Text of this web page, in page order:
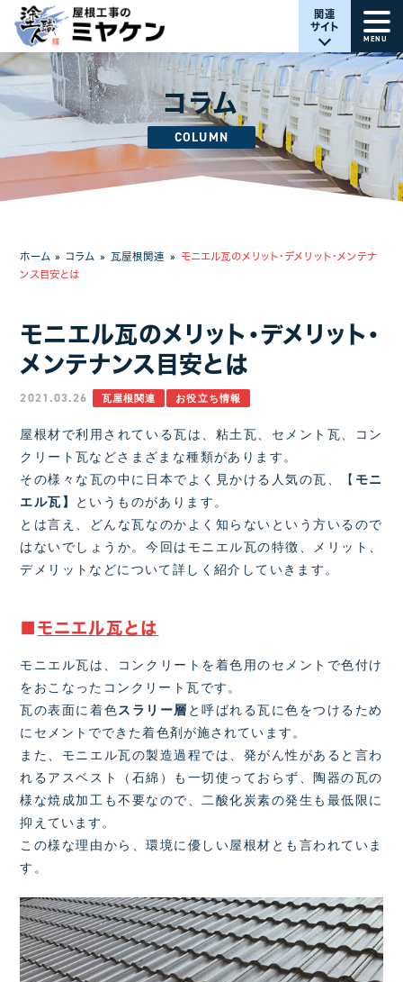
関連
サイト
MENU
コラム
COLUMN
ホーム » コラム » 瓦屋根関連 »
モニエル瓦のメリット・デメリット・メンテナ
ンス目安とは
モニエル瓦のメリット・デメリット・
メンテナンス目安とは
2021.03.26 瓦屋根関連 お役立ち情報
屋根材で利用されている瓦は、粘土瓦、セメント瓦、コン
クリート瓦などさまざまな種類があります。
その様々な瓦の中に日本でよく見かける人気の瓦、【 モニ
エル瓦】
というものがあります。
とは言え、どんな瓦なのかよく知らないという方いるので
はないでしょうか。今回はモニエル瓦の特徴、メリット、
デメリットなどについて詳しく紹介していきます。
モニエル瓦とは
モニエル瓦は、コンクリートを着色用のセメントで色付け
をおこなったコンクリート瓦です。
瓦の表面に着色スラリー層 と呼ばれる瓦に色をつけるため
にセメントでできた着色剤が施されています。
また、モニエル瓦の製造過程では、発がん性があると言わ
れるアスベスト（石綿）も一切使っておらず、陶器の瓦の
様な焼成加工も不要なので、二酸化炭素の発生も最低限に
抑えています。
この様な理由から、環境に優しい屋根材とも言われていま
す。